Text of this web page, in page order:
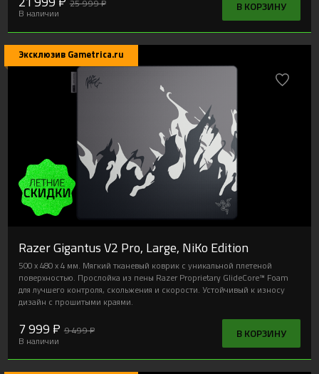
25 999 ₽
В наличии
В КОРЗИНУ
Эксклюзив Gametrica.ru
Razer Gigantus V2 Pro, Large, NiKo Edition
500 x 480 x 4 мм. Мягкий тканевый коврик с уникальной плетеной
поверхностью. Прослойка из пены Razer Proprietary GlideCore™ Foam
для лучшего контроля, скольжения и скорости. Устойчивый к износу
дизайн с прошитыми краями.
7 999 ₽ 9 499 ₽
В наличии
В КОРЗИНУ